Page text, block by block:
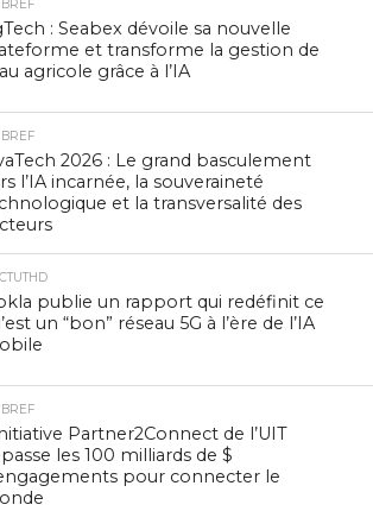
: Seabex dévoile sa nouvelle
et transforme la gestion de
agricole grâce à l’IA
2026 : Le grand basculement
l’IA incarnée, la souveraineté
et la transversalité des
publie un rapport qui redéfinit ce
un “bon” réseau 5G à l’ère de l’IA
Partner2Connect de l’UIT
les 100 milliards de $
pour connecter le